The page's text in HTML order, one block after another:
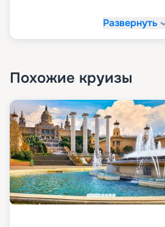
Развернуть
Похожие круизы